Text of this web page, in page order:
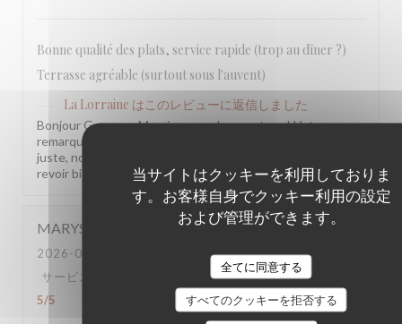
当サイトはクッキーを利用しておりま
す。お客様自身でクッキー利用の設定
および管理ができます。
全てに同意する
すべてのクッキーを拒否する
Bonne qualité des plats, service rapide (trop au dîner ?)
Terrasse agréable (surtout sous l'auvent)
La Lorraine はこのレビューに返信しました
Bonjour Georges, Merci pour ce beau retour ! Votre
remarque sur le rythme du service en soirée est tout à fait
juste, nous en prenons bonne note. Au plaisir de vous
revoir bientôt ! L'équipe de la Brasserie La Lorraine.
MARYSE
2026-07-25
- 13:00 - ゲスト 2
サービス
メニュー: 5/5 品質-価格
5/5